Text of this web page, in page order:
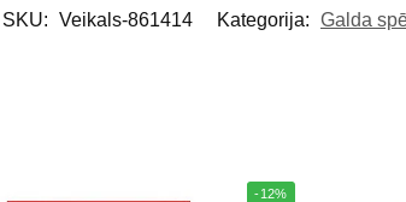
SKU: Veikals-861414 Kategorija: Galda
-12%